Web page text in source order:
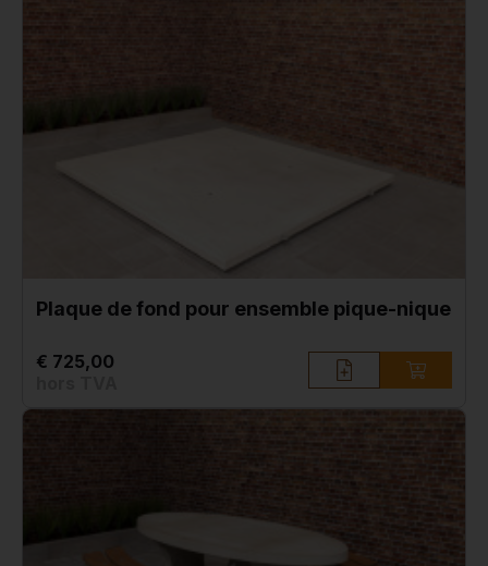
Plaque de fond pour ensemble pique-nique
€ 725,00